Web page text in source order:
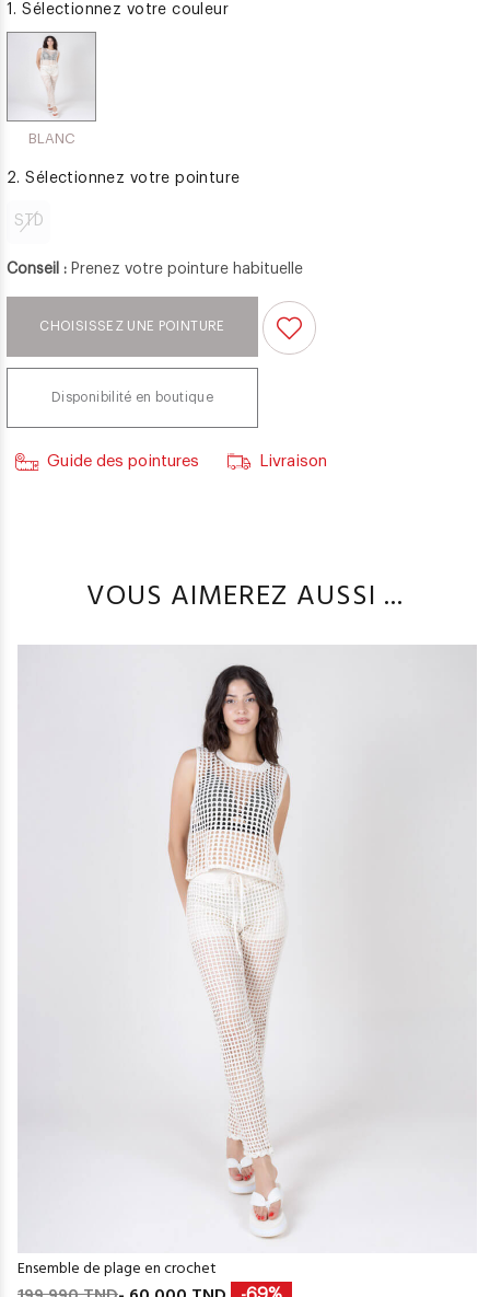
1. Sélectionnez votre couleur
BLANC
2. Sélectionnez votre pointure
STD
Conseil : Prenez votre pointure habituelle
CHOISISSEZ UNE POINTURE
Disponibilité en boutique
Guide des pointures Livraison
VOUS AIMEREZ AUSSI ...
Ensemble de plage en crochet